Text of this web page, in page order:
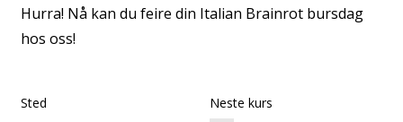
Hurra! Nå kan du feire din Italian Brainrot bursdag
hos oss!
Sted Neste kurs